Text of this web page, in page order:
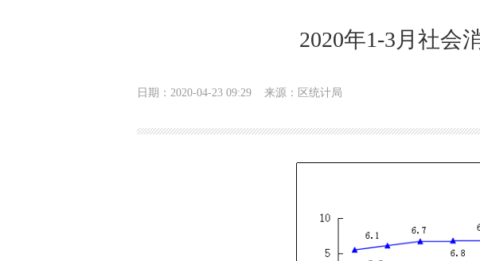
2020年1-3月社会
日期：2020-04-23 09:29 来源：区统计局